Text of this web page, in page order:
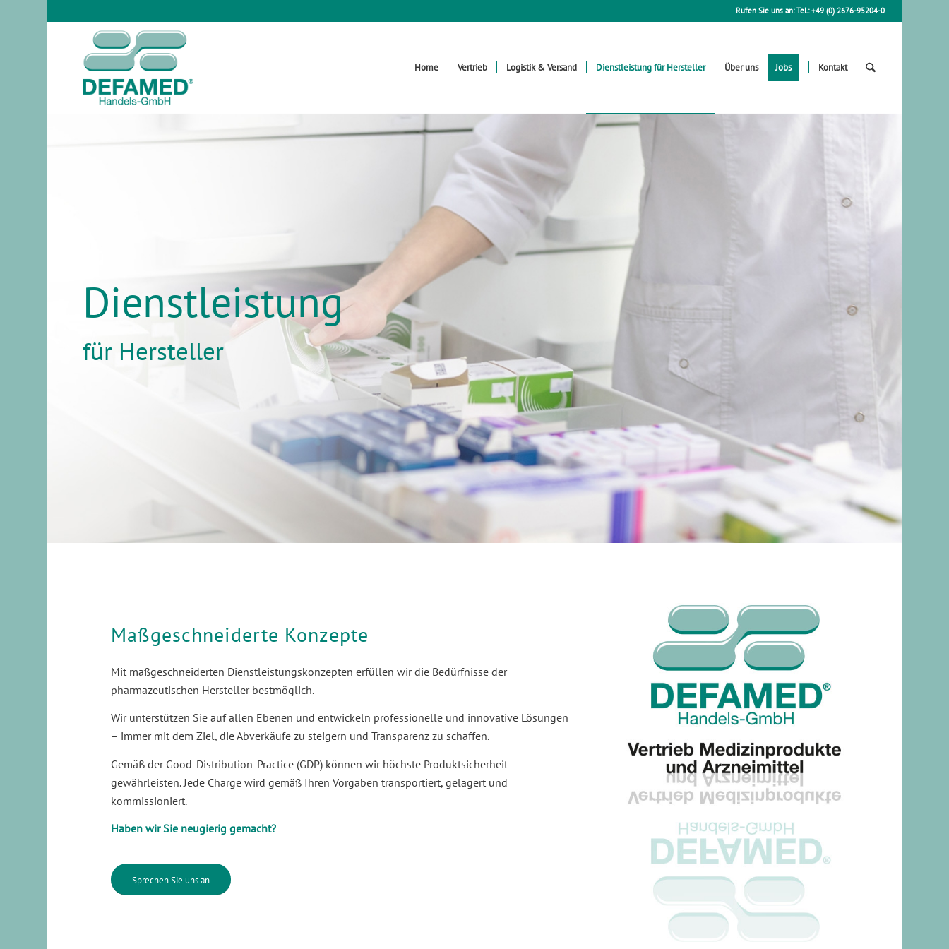
Rufen Sie uns an: Tel.: +49 (0) 2676-95204-0
Home Vertrieb Logistik & Versand Dienstleistung für Hersteller Über uns Jobs Kontakt
Dienstleistung
für Hersteller
Maßgeschneiderte Konzepte
Mit maßgeschneiderten Dienstleistungskonzepten erfüllen wir die Bedürfnisse der
pharmazeutischen Hersteller bestmöglich.
Wir unterstützen Sie auf allen Ebenen und entwickeln professionelle und innovative Lösungen
– immer mit dem Ziel, die Abverkäufe zu steigern und Transparenz zu schaffen.
Gemäß der Good-Distribution-Practice (GDP) können wir höchste Produktsicherheit
gewährleisten. Jede Charge wird gemäß Ihren Vorgaben transportiert, gelagert und
kommissioniert.
Haben wir Sie neugierig gemacht?
Sprechen Sie uns an